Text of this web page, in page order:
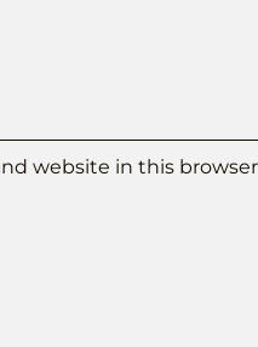
website in this